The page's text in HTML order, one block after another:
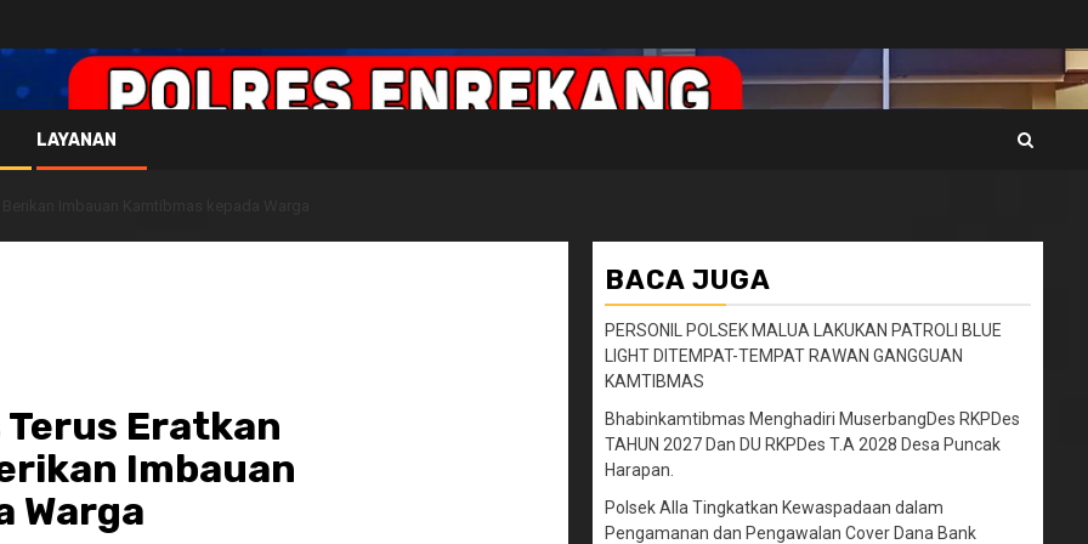
LAYANAN
Eratkan
Imbauan
Warga
BACA JUGA
PERSONIL POLSEK MALUA LAKUKAN PATROLI BLUE
LIGHT DITEMPAT-TEMPAT RAWAN GANGGUAN
KAMTIBMAS
Bhabinkamtibmas Menghadiri MuserbangDes RKPDes
TAHUN 2027 Dan DU RKPDes T.A 2028 Desa Puncak
Harapan.
Polsek Alla Tingkatkan Kewaspadaan dalam
Pengamanan dan Pengawalan Cover Dana Bank